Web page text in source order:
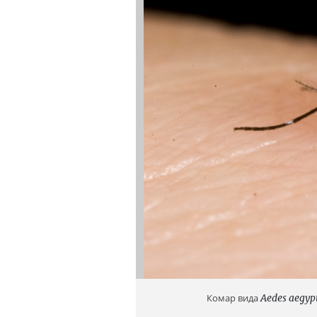
Комар видаAedes